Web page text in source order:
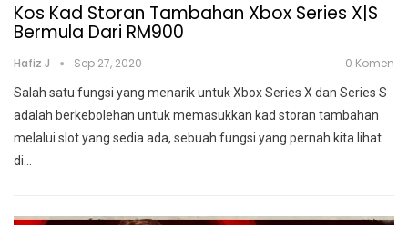
Kos Kad Storan Tambahan Xbox Series X|S
Bermula Dari RM900
Hafiz J Sep 27, 2020 0 Komen
Salah satu fungsi yang menarik untuk Xbox Series X dan Series S
adalah berkebolehan untuk memasukkan kad storan tambahan
melalui slot yang sedia ada, sebuah fungsi yang pernah kita lihat
di…